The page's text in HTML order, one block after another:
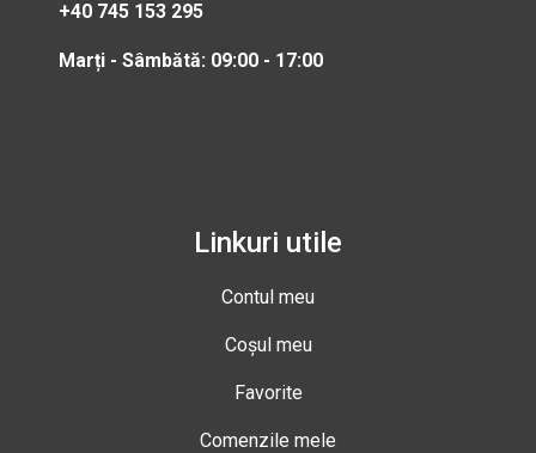
+40 745 153 295
Marți - Sâmbătă: 09:00 - 17:00
Linkuri utile
Contul meu
Coșul meu
Favorite
Comenzile mele